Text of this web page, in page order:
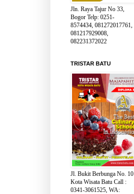
Jln. Raya Tajur No 33,
Bogor Telp: 0251-
8574434, 081272017761,
081217929008,
082231372022
TRISTAR BATU
Jl. Bukit Berbunga No. 10
Kota Wisata Batu Call :
0341-3061525, WA: